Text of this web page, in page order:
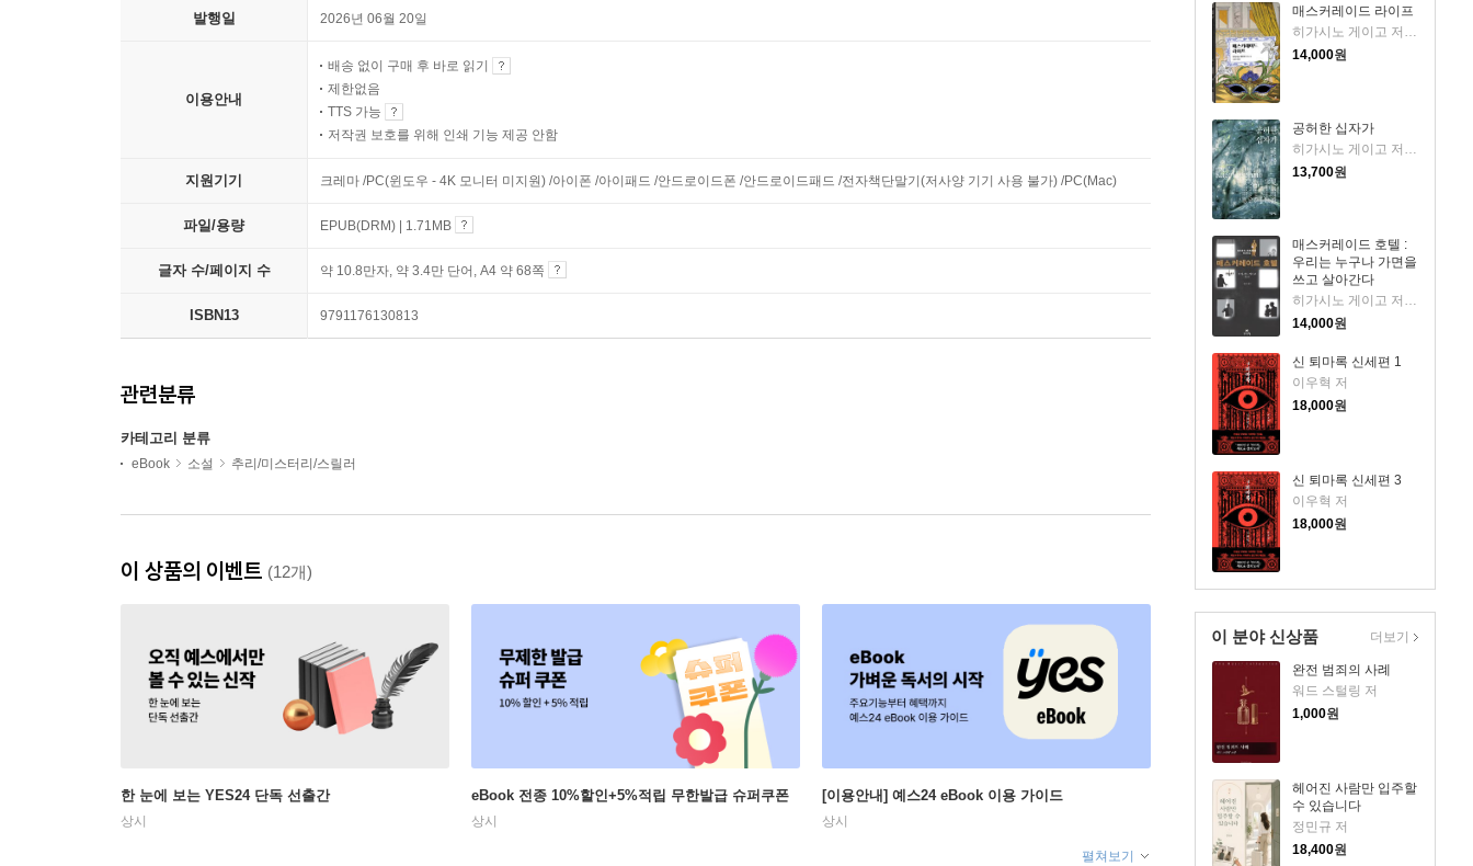
매스커레이드 라이프
히가시노 게이고 저/김은모 역
14,000원
공허한 십자가
히가시노 게이고 저/이선희 역
13,700원
매스커레이드 호텔 :
우리는 누구나 가면을
쓰고 살아간다
14,000원
신 퇴마록 신세편 1
이우혁 저
18,000원
신 퇴마록 신세편 3
이우혁 저
18,000원
이 분야 신상품
완전 범죄의 사례
워드 스털링 저
1,000원
헤어진 사람만 입주할
수 있습니다
정민규 저
18,400원
더보기
발행일 2026년 06월 20일
이용안내
배송 없이 구매 후 바로 읽기
제한없음
TTS 가능
저작권 보호를 위해 인쇄 기능 제공 안함
지원기기 크레마 /PC(윈도우 - 4K 모니터 미지원) /아이폰 /아이패드 /안드로이드폰 /안드로이드패드 /전자책단말기(저사양 기기 사용 불가) /PC(Mac)
파일/용량 EPUB(DRM) | 1.71MB
글자 수/페이지 수 약 10.8만자, 약 3.4만 단어, A4 약 68쪽
ISBN13 9791176130813
관련분류
카테고리 분류
eBook 소설 추리/미스터리/스릴러
이 상품의 이벤트 (12개)
한 눈에 보는 YES24 단독 선출간
상시
eBook 전종 10%할인+5%적립 무한발급 슈퍼쿠폰
상시
[이용안내] 예스24 eBook 이용 가이드
상시
펼쳐보기